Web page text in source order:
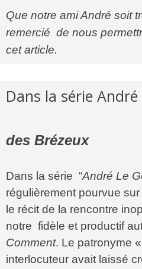
Que notre ami André soit
remercié de nous
cet article.
Dans la série
des Brézeux
Dans la série “André Le
régulièrement pourvue
le récit de la rencontre
notre fidèle et productif
Comment. Le patronyme
interlocuteur avait laissé